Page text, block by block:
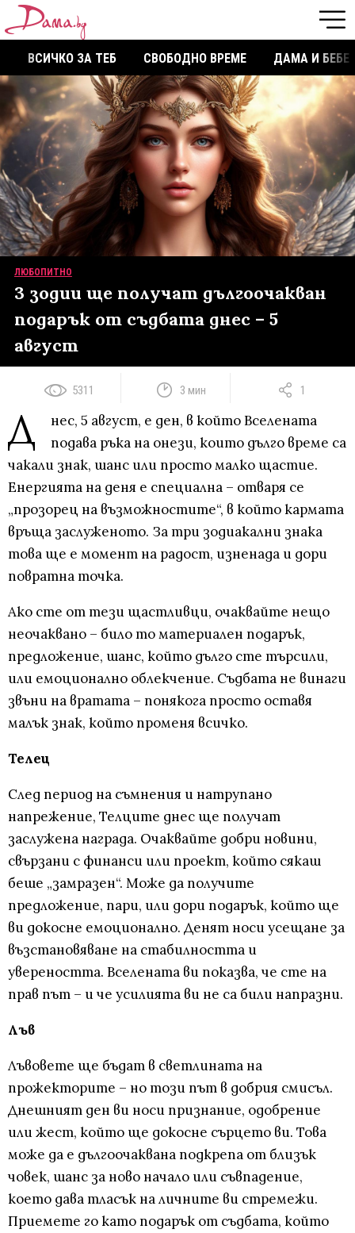
ВСИЧКО ЗА ТЕБ СВОБОДНО ВРЕМЕ ДАМА И БЕБЕ
ЛЮБОПИТНО
3 зодии ще получат дългоочакван
подарък от съдбата днес – 5
август
5311 3 мин 1
Д
нес, 5 август, е ден, в който Вселената
подава ръка на онези, които дълго време са
чакали знак, шанс или просто малко щастие.
Енергията на деня е специална – отваря се
„прозорец на възможностите“, в който кармата
връща заслуженото. За три зодиакални знака
това ще е момент на радост, изненада и дори
повратна точка.
Ако сте от тези щастливци, очаквайте нещо
неочаквано – било то материален подарък,
предложение, шанс, който дълго сте търсили,
или емоционално облекчение. Съдбата не винаги
звъни на вратата – понякога просто оставя
малък знак, който променя всичко.
Телец
След период на съмнения и натрупано
напрежение, Телците днес ще получат
заслужена награда. Очаквайте добри новини,
свързани с финанси или проект, който сякаш
беше „замразен“. Може да получите
предложение, пари, или дори подарък, който ще
ви докосне емоционално. Денят носи усещане за
възстановяване на стабилността и
увереността. Вселената ви показва, че сте на
прав път – и че усилията ви не са били напразни.
Лъв
Лъвовете ще бъдат в светлината на
прожекторите – но този път в добрия смисъл.
Днешният ден ви носи признание, одобрение
или жест, който ще докосне сърцето ви. Това
може да е дългоочаквана подкрепа от близък
човек, шанс за ново начало или съвпадение,
което дава тласък на личните ви стремежи.
Приемете го като подарък от съдбата, който